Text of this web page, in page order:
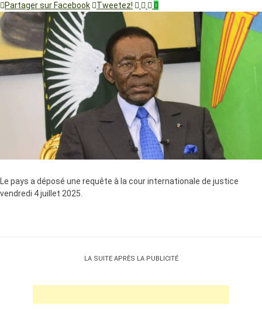
Partager sur Facebook
Tweetez!
Le pays a déposé une requête à la cour internationale de justice
vendredi 4 juillet 2025.
LA SUITE APRÈS LA PUBLICITÉ